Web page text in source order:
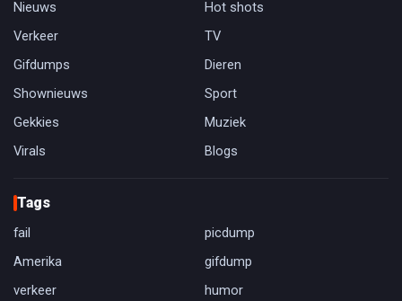
Nieuws
Hot shots
Verkeer
TV
Gifdumps
Dieren
Shownieuws
Sport
Gekkies
Muziek
Virals
Blogs
Tags
fail
picdump
Amerika
gifdump
verkeer
humor